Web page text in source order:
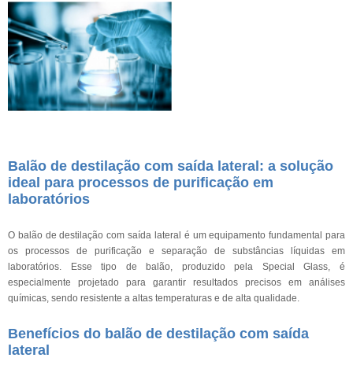
Balão de destilação com saída lateral: a solução
ideal para processos de purificação em
laboratórios
O balão de destilação com saída lateral é um equipamento fundamental para
os processos de purificação e separação de substâncias líquidas em
laboratórios. Esse tipo de balão, produzido pela Special Glass, é
especialmente projetado para garantir resultados precisos em análises
químicas, sendo resistente a altas temperaturas e de alta qualidade.
Benefícios do balão de destilação com saída
lateral